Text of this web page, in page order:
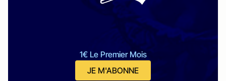
1€ Le Premier Mois
JE M'ABONNE